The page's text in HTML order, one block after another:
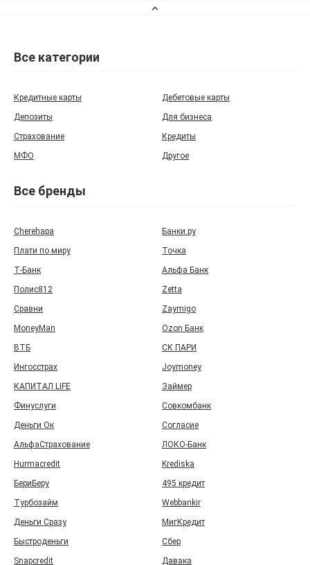
Все категории
Кредитные карты
Дебетовые карты
Депозиты
Для бизнеса
Страхование
Кредиты
МФО
Другое
Все бренды
Cherehapa
Банки.ру
Плати по миру
Точка
Т‑Банк
Альфа Банк
Полис812
Zetta
Сравни
Zaymigo
MoneyMan
Ozon Банк
ВТБ
СК ПАРИ
Ингосстрах
Joymoney
КАПИТАЛ LIFE
Займер
Финуслуги
Совкомбанк
Деньги Ок
Согласие
АльфаСтрахование
ЛОКО-Банк
Hurmacredit
Krediska
БериБеру
495 кредит
Турбозайм
Webbankir
Деньги Сразу
МигКредит
Быстроденьги
Сбер
Snapcredit
Давака